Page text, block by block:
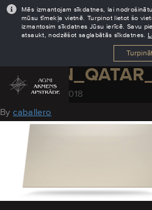
Mēs izmantojam sīkdatnes, lai
mūsu tīmekļa vietnē. Turpinot lietot šo
izmantosim sīkdatnes Jūsu ierīcē. Savu
atsaukt, nodzēšot saglabātās sīkdatnes.
November 28, 2018
Bycaballero